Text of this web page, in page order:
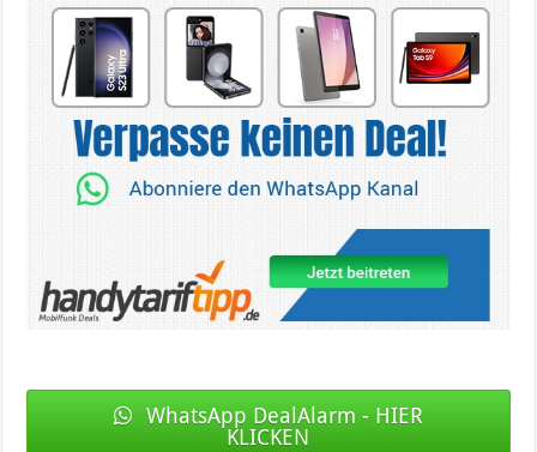
WhatsApp DealAlarm - HIER
KLICKEN